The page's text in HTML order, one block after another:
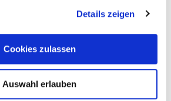
Details zeigen
Cookies zulassen
Auswahl erlauben